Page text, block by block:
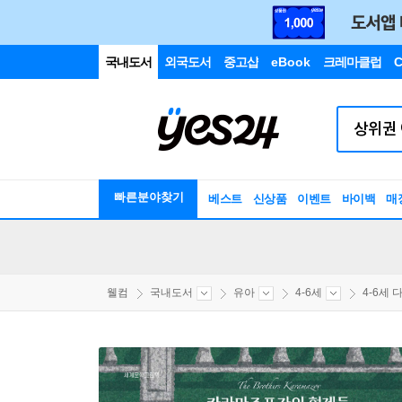
국내도서 외국도서 중고샵 eBook 크레마클럽
빠른분야찾기 베스트 신상품 이벤트 바이백 매
웰컴 국내도서 유아 4-6세 4-6세